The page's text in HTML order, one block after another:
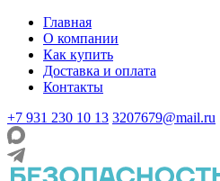
Главная
О компании
Как купить
Доставка и оплата
Контакты
+7 931 230 10 13 3207679@mail.ru